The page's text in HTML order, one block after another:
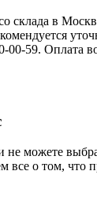
склада в
00-59. Оплата
не можете
все о том, что